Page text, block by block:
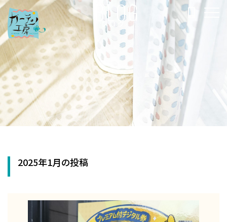
BLOG
ブログ
2025年1月の投稿